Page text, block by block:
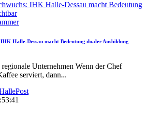
Halle-Dessau macht Bedeutung dualer Ausbildung
Unternehmen Wenn der Chef
serviert, dann...